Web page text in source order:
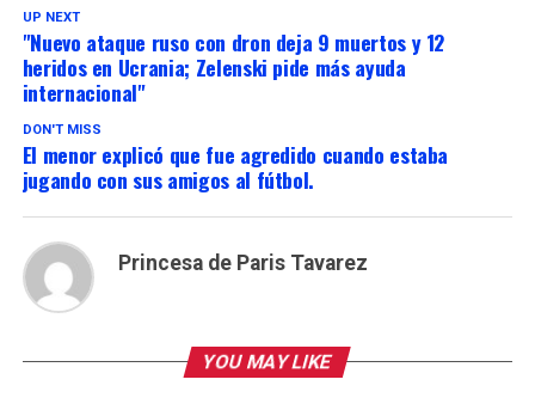
UP NEXT
"Nuevo ataque ruso con dron deja 9 muertos y 12
heridos en Ucrania; Zelenski pide más ayuda
internacional"
DON'T MISS
El menor explicó que fue agredido cuando estaba
jugando con sus amigos al fútbol.
Princesa de Paris Tavarez
YOU MAY LIKE